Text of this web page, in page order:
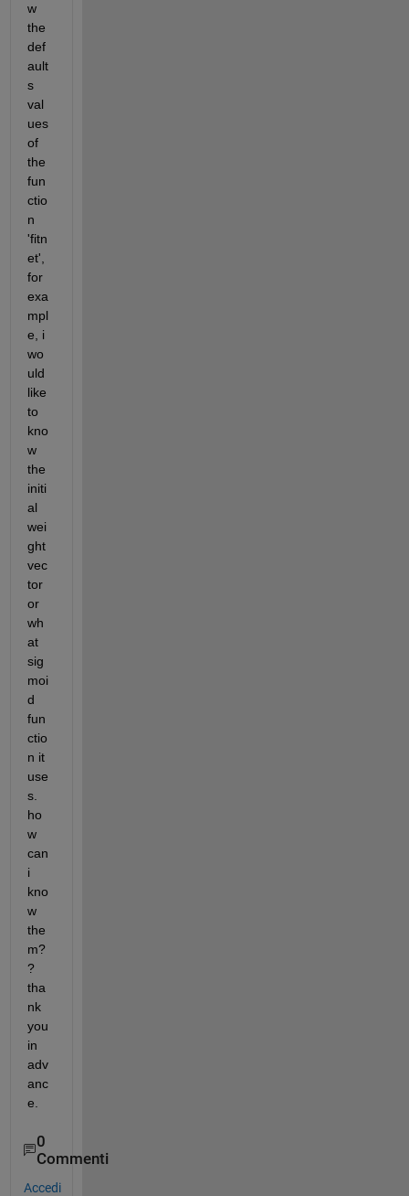
w
the
def
ault
s
val
ues
of
the
fun
ctio
n
'fitn
et',
for
exa
mpl
e, i
wo
uld
like
to
kno
w
the
initi
al
wei
ght
vec
tor
or
wh
at
sig
moi
d
fun
ctio
n it
use
s.
ho
w
can
i
kno
w
the
m?
?
tha
nk
you
in
adv
anc
e.
0
Commenti
Accedi